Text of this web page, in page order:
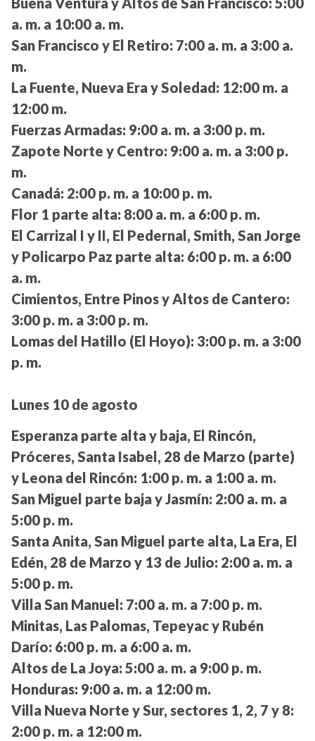
a. m. a 10:00 a. m.
San Francisco y El Retiro: 7:00 a. m. a 3:00 a.
m.
La Fuente, Nueva Era y Soledad: 12:00 m. a
12:00 m.
Fuerzas Armadas: 9:00 a. m. a 3:00 p. m.
Zapote Norte y Centro: 9:00 a. m. a 3:00 p.
m.
Canadá: 2:00 p. m. a 10:00 p. m.
Flor 1 parte alta: 8:00 a. m. a 6:00 p. m.
El Carrizal I y II, El Pedernal, Smith, San Jorge
y Policarpo Paz parte alta: 6:00 p. m. a 6:00
a. m.
Cimientos, Entre Pinos y Altos de Cantero:
3:00 p. m. a 3:00 p. m.
Lomas del Hatillo (El Hoyo): 3:00 p. m. a 3:00
p. m.
Lunes 10 de agosto
Esperanza parte alta y baja, El Rincón,
Próceres, Santa Isabel, 28 de Marzo (parte)
y Leona del Rincón: 1:00 p. m. a 1:00 a. m.
San Miguel parte baja y Jasmín: 2:00 a. m. a
5:00 p. m.
Santa Anita, San Miguel parte alta, La Era, El
Edén, 28 de Marzo y 13 de Julio: 2:00 a. m. a
5:00 p. m.
Villa San Manuel: 7:00 a. m. a 7:00 p. m.
Minitas, Las Palomas, Tepeyac y Rubén
Darío: 6:00 p. m. a 6:00 a. m.
Altos de La Joya: 5:00 a. m. a 9:00 p. m.
Honduras: 9:00 a. m. a 12:00 m.
Villa Nueva Norte y Sur, sectores 1, 2, 7 y 8:
2:00 p. m. a 12:00 m.